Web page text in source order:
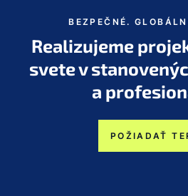
BEZPEČNÉ.
Realizujeme
svete v
a
POŽIADAŤ